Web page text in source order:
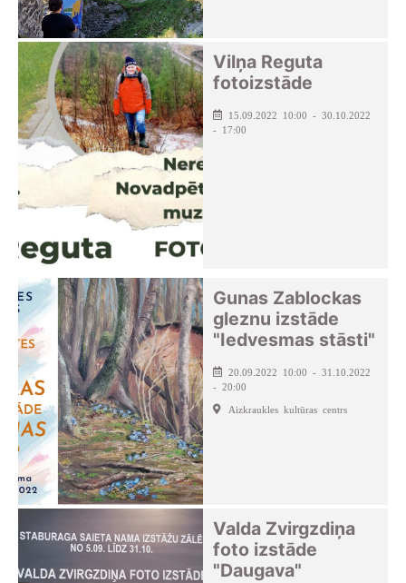
Vilņa Reguta
fotoizstāde
15.09.2022 10:00 - 30.10.2022
- 17:00
Gunas Zablockas
gleznu izstāde
"Iedvesmas stāsti"
20.09.2022 10:00 - 31.10.2022
- 20:00
Aizkraukles kultūras centrs
Valda Zvirgzdiņa
foto izstāde
"Daugava"